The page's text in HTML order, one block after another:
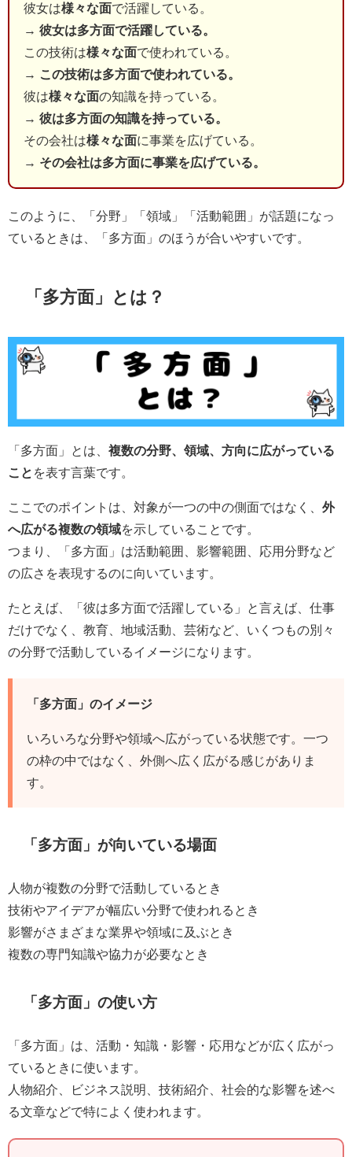
彼女は様々な面で活躍している。
→ 彼女は多方面で活躍している。
この技術は様々な面で使われている。
→ この技術は多方面で使われている。
彼は様々な面の知識を持っている。
→ 彼は多方面の知識を持っている。
その会社は様々な面に事業を広げている。
→ その会社は多方面に事業を広げている。
このように、「分野」「領域」「活動範囲」が話題になっ
ているときは、「多方面」のほうが合いやすいです。
「多方面」とは？
「多方面」とは、 複数の分野、領域、方向に広がっている
こと を表す言葉です。
ここでのポイントは、対象が一つの中の側面ではなく、 外
へ広がる複数の領域を示していることです。
つまり、「多方面」は活動範囲、影響範囲、応用分野など
の広さを表現するのに向いています。
たとえば、「彼は多方面で活躍している」と言えば、仕事
だけでなく、教育、地域活動、芸術など、いくつもの別々
の分野で活動しているイメージになります。
「多方面」のイメージ
いろいろな分野や領域へ広がっている状態です。一つ
の枠の中ではなく、外側へ広く広がる感じがありま
す。
「多方面」が向いている場面
人物が複数の分野で活動しているとき
技術やアイデアが幅広い分野で使われるとき
影響がさまざまな業界や領域に及ぶとき
複数の専門知識や協力が必要なとき
「多方面」の使い方
「多方面」は、活動・知識・影響・応用などが広く広がっ
ているときに使います。
人物紹介、ビジネス説明、技術紹介、社会的な影響を述べ
る文章などで特によく使われます。